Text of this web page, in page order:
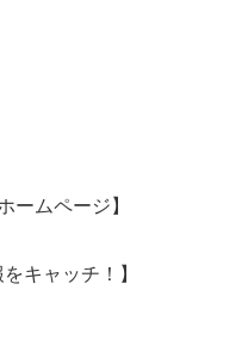
ームページ】
キャッチ！】